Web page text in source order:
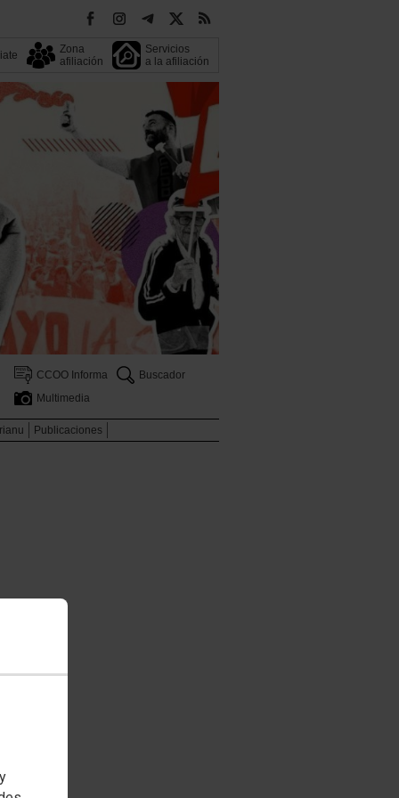
Zona
afiliación
Servicios
a la afiliación
CCOO Informa
Buscador
Multimedia
Publicaciones